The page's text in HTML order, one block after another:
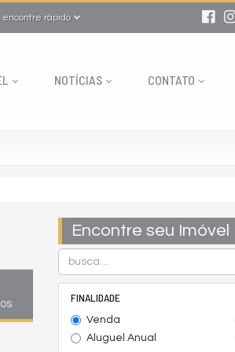
encontre rápido
NOTÍCIAS CONTATO
Encontre seu Imóvel
FINALIDADE
Venda
Aluguel Anual